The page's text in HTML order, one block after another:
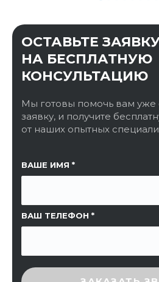
ОСТАВЬТЕ
НА БЕСПЛАТНУЮ
КОНСУЛЬТАЦИЮ
Мы готовы помочь вам уже
заявку, и получите
от наших опытных
ВАШЕ ИМЯ
ВАШ ТЕЛЕФОН
ССЫЛКА НА СТРАНИЦУ
ВВЕДИТЕ ПРОВЕРОЧНЫЙ КОД